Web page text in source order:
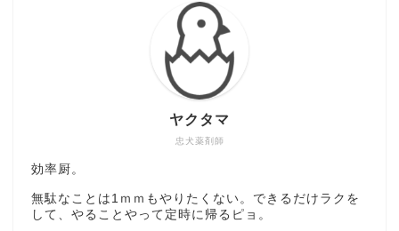
忠犬薬剤師
ヤクタマ
効率厨。
無駄なことは1ｍｍもやりたくない。できるだけラクを
して、やることやって定時に帰るピョ。